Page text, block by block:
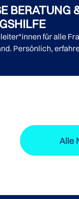
BERATUNG
für alle
Persönlich,
Alle